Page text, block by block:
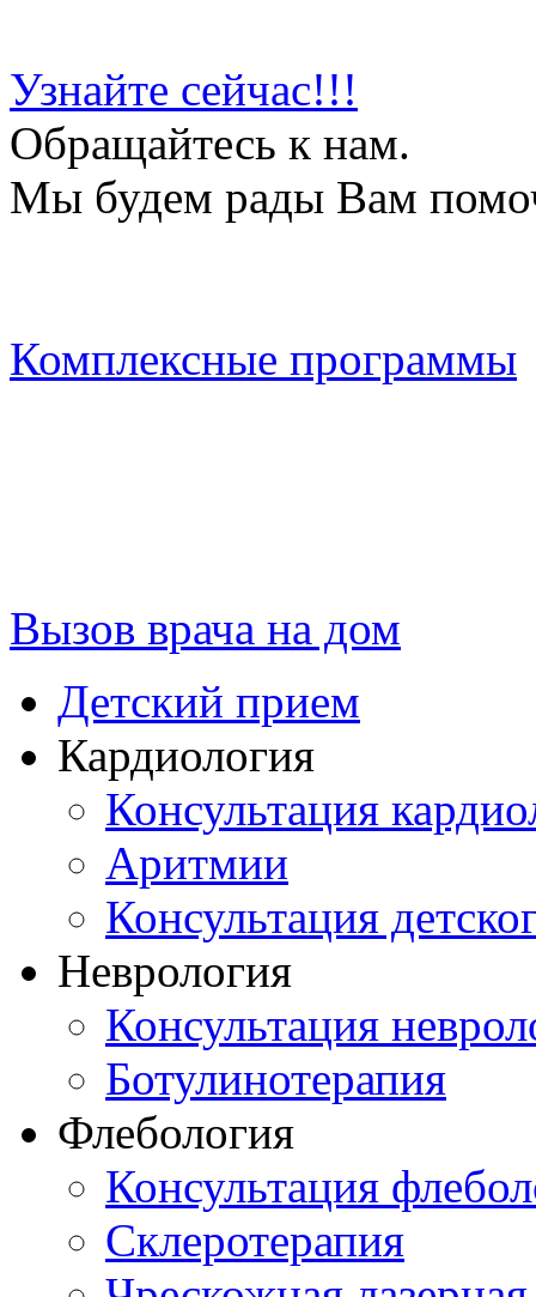
Узнайте сейчас!!!
Обращайтесь к нам.
Мы будем рады Вам
Комплексные программы
Вызов врача на дом
Детский прием
Кардиология
Консультация
Аритмии
Консультация
Неврология
Консультация
Ботулинотерапия
Флебология
Консультация
Склеротерапия